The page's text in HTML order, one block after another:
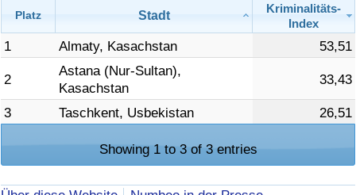
Platz Stadt
Kriminalitäts-
Index
1 Almaty, Kasachstan 53,51
2
Astana (Nur-Sultan),
Kasachstan
33,43
3 Taschkent, Usbekistan 26,51
Showing 1 to 3 of 3 entries
Umweltverschmutzung
Umweltverschmutzungs-Index (aktuell)
Verschmutzungsindex
Umweltverschmutzungs-Index nach Land
Verkehr